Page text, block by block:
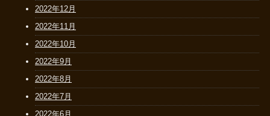
2022年12月
2022年11月
2022年10月
2022年9月
2022年8月
2022年7月
2022年6月